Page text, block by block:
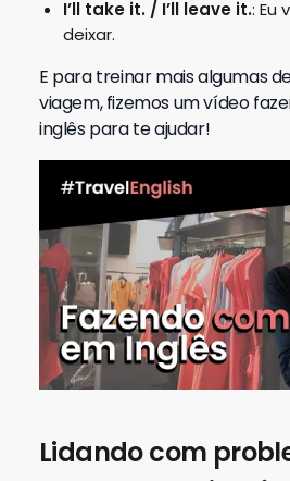
I’ll take it. / I’ll leave it.: Eu
deixar.
E para treinar mais algumas
viagem, fizemos um vídeo
inglês para te ajudar!
Lidando com